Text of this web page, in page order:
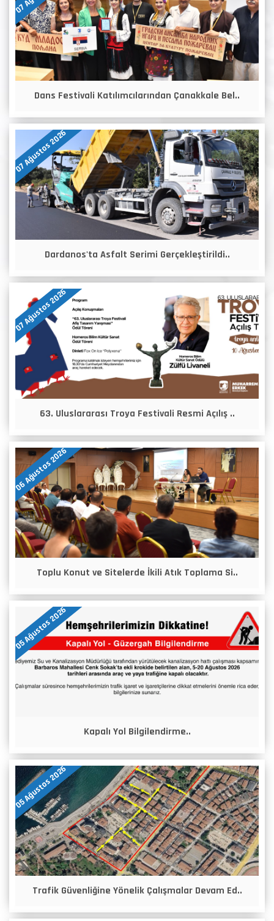
Dans Festivali Katılımcılarından Çanakkale Bel..
07 Ağustos 2026
Dardanos'ta Asfalt Serimi Gerçekleştirildi..
07 Ağustos 2026
63. Uluslararası Troya Festivali Resmi Açılış ..
06 Ağustos 2026
Toplu Konut ve Sitelerde İkili Atık Toplama Si..
05 Ağustos 2026
Kapalı Yol Bilgilendirme..
05 Ağustos 2026
Trafik Güvenliğine Yönelik Çalışmalar Devam Ed..